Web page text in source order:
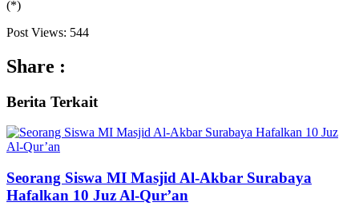
(*)
Post Views: 544
Share :
Berita Terkait
Seorang Siswa MI Masjid Al-Akbar Surabaya
Hafalkan 10 Juz Al-Qur’an